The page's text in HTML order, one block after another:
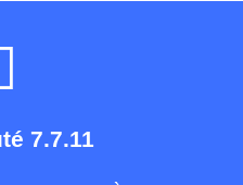
7.7.11